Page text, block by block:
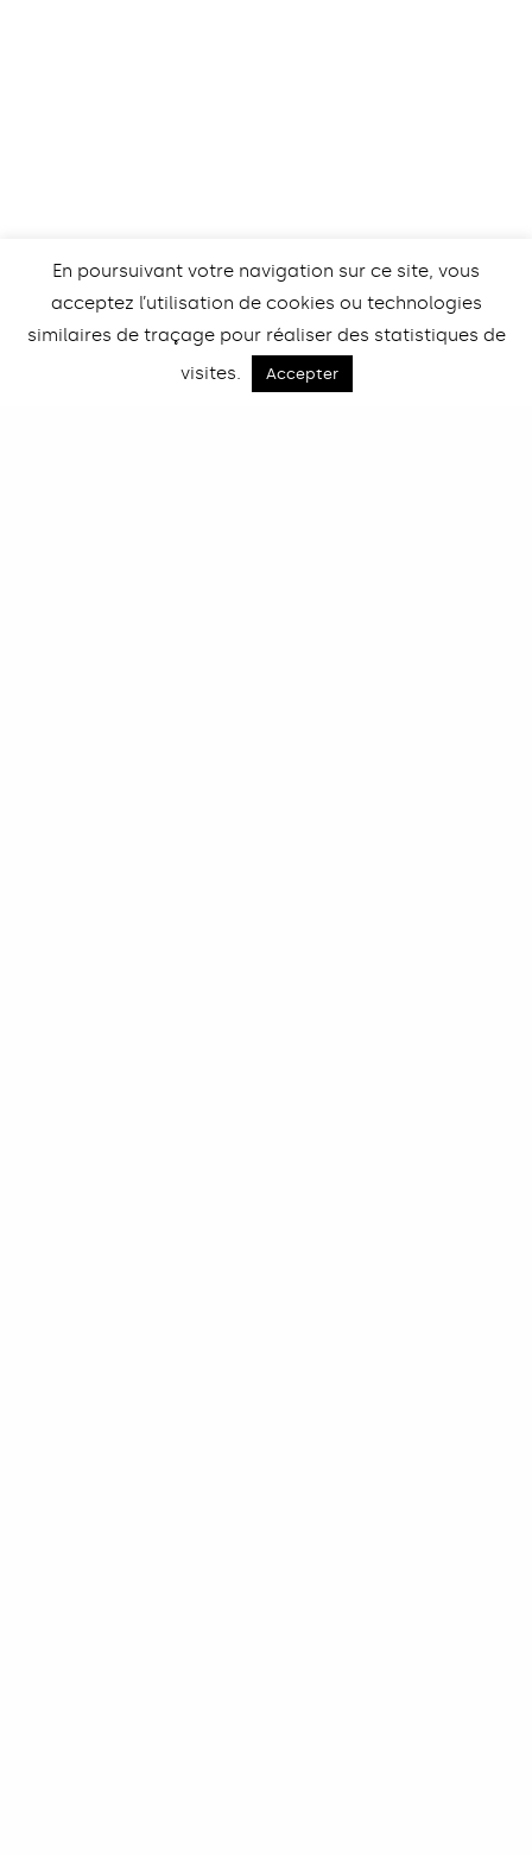
En poursuivant votre navigation sur ce site, vous
acceptez l’utilisation de cookies ou technologies
similaires de traçage pour réaliser des statistiques de
visites.
Accepter